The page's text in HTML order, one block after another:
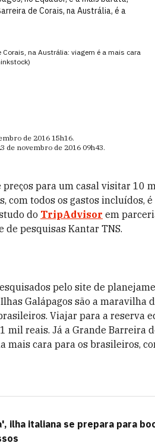
de Corais, na Austrália, é a
Corais, na Austrália: viagem é a mais cara
de 2016 15h16.
de novembro de 2016 09h43.
preços para um casal visitar 10
com todos os gastos incluídos,
do TripAdvisor em
pesquisas Kantar TNS.
pelo site de
Galápagos são a maravilha
Viajar para a reserva
mil reais. Já a Grande Barreira
mais cara para os brasileiros,
ilha italiana se prepara para